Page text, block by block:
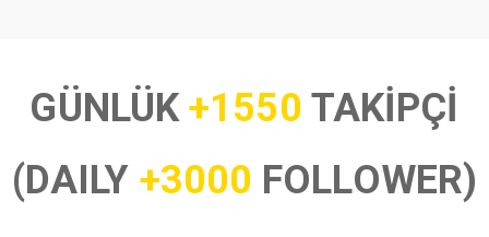
GÜNLÜK+1550 TAKİPÇİ
(DAILY +3000 FOLLOWER)